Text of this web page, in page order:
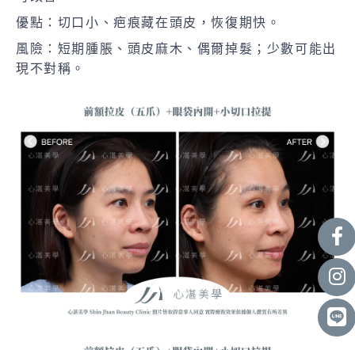
優點：切口小、疤痕藏在頭皮，恢復期快。
風險：短期腫脹、頭皮麻木、偶爾掉髮；少數可能出
現不對稱。